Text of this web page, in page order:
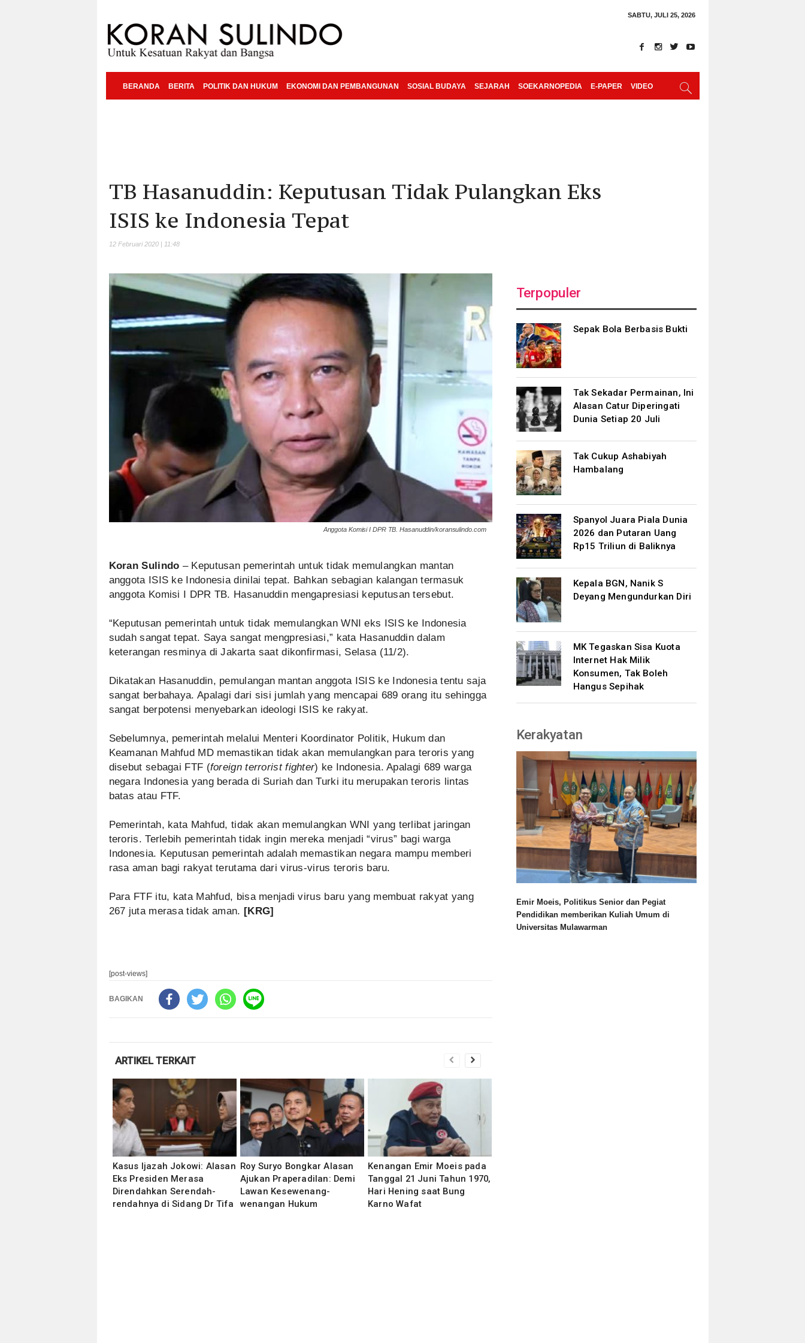
SABTU, JULI 25, 2026
BERANDA BERITA POLITIK DAN HUKUM EKONOMI DAN PEMBANGUNAN SOSIAL BUDAYA SEJARAH SOEKARNOPEDIA E-PAPER VIDEO
TB Hasanuddin: Keputusan Tidak Pulangkan Eks
ISIS ke Indonesia Tepat
12 Februari 2020 | 11:48
Anggota Komisi I DPR TB. Hasanuddin/koransulindo.com
Koran Sulindo – Keputusan pemerintah untuk tidak memulangkan mantan
anggota ISIS ke Indonesia dinilai tepat. Bahkan sebagian kalangan termasuk
anggota Komisi I DPR TB. Hasanuddin mengapresiasi keputusan tersebut.
“Keputusan pemerintah untuk tidak memulangkan WNI eks ISIS ke Indonesia
sudah sangat tepat. Saya sangat mengpresiasi,” kata Hasanuddin dalam
keterangan resminya di Jakarta saat dikonfirmasi, Selasa (11/2).
Dikatakan Hasanuddin, pemulangan mantan anggota ISIS ke Indonesia tentu saja
sangat berbahaya. Apalagi dari sisi jumlah yang mencapai 689 orang itu sehingga
sangat berpotensi menyebarkan ideologi ISIS ke rakyat.
Sebelumnya, pemerintah melalui Menteri Koordinator Politik, Hukum dan
Keamanan Mahfud MD memastikan tidak akan memulangkan para teroris yang
disebut sebagai FTF (foreign terrorist fighter) ke Indonesia. Apalagi 689 warga
negara Indonesia yang berada di Suriah dan Turki itu merupakan teroris lintas
batas atau FTF.
Pemerintah, kata Mahfud, tidak akan memulangkan WNI yang terlibat jaringan
teroris. Terlebih pemerintah tidak ingin mereka menjadi “virus” bagi warga
Indonesia. Keputusan pemerintah adalah memastikan negara mampu memberi
rasa aman bagi rakyat terutama dari virus-virus teroris baru.
Para FTF itu, kata Mahfud, bisa menjadi virus baru yang membuat rakyat yang
267 juta merasa tidak aman. [KRG]
[post-views]
BAGIKAN
ARTIKEL TERKAIT
Kasus Ijazah Jokowi: Alasan
Eks Presiden Merasa
Direndahkan Serendah-
rendahnya di Sidang Dr Tifa
Roy Suryo Bongkar Alasan
Ajukan Praperadilan: Demi
Lawan Kesewenang-
wenangan Hukum
Kenangan Emir Moeis pada
Tanggal 21 Juni Tahun 1970,
Hari Hening saat Bung
Karno Wafat
Terpopuler
Sepak Bola Berbasis Bukti
Tak Sekadar Permainan, Ini
Alasan Catur Diperingati
Dunia Setiap 20 Juli
Tak Cukup Ashabiyah
Hambalang
Spanyol Juara Piala Dunia
2026 dan Putaran Uang
Rp15 Triliun di Baliknya
Kepala BGN, Nanik S
Deyang Mengundurkan Diri
MK Tegaskan Sisa Kuota
Internet Hak Milik
Konsumen, Tak Boleh
Hangus Sepihak
Kerakyatan
Emir Moeis, Politikus Senior dan Pegiat
Pendidikan memberikan Kuliah Umum di
Universitas Mulawarman